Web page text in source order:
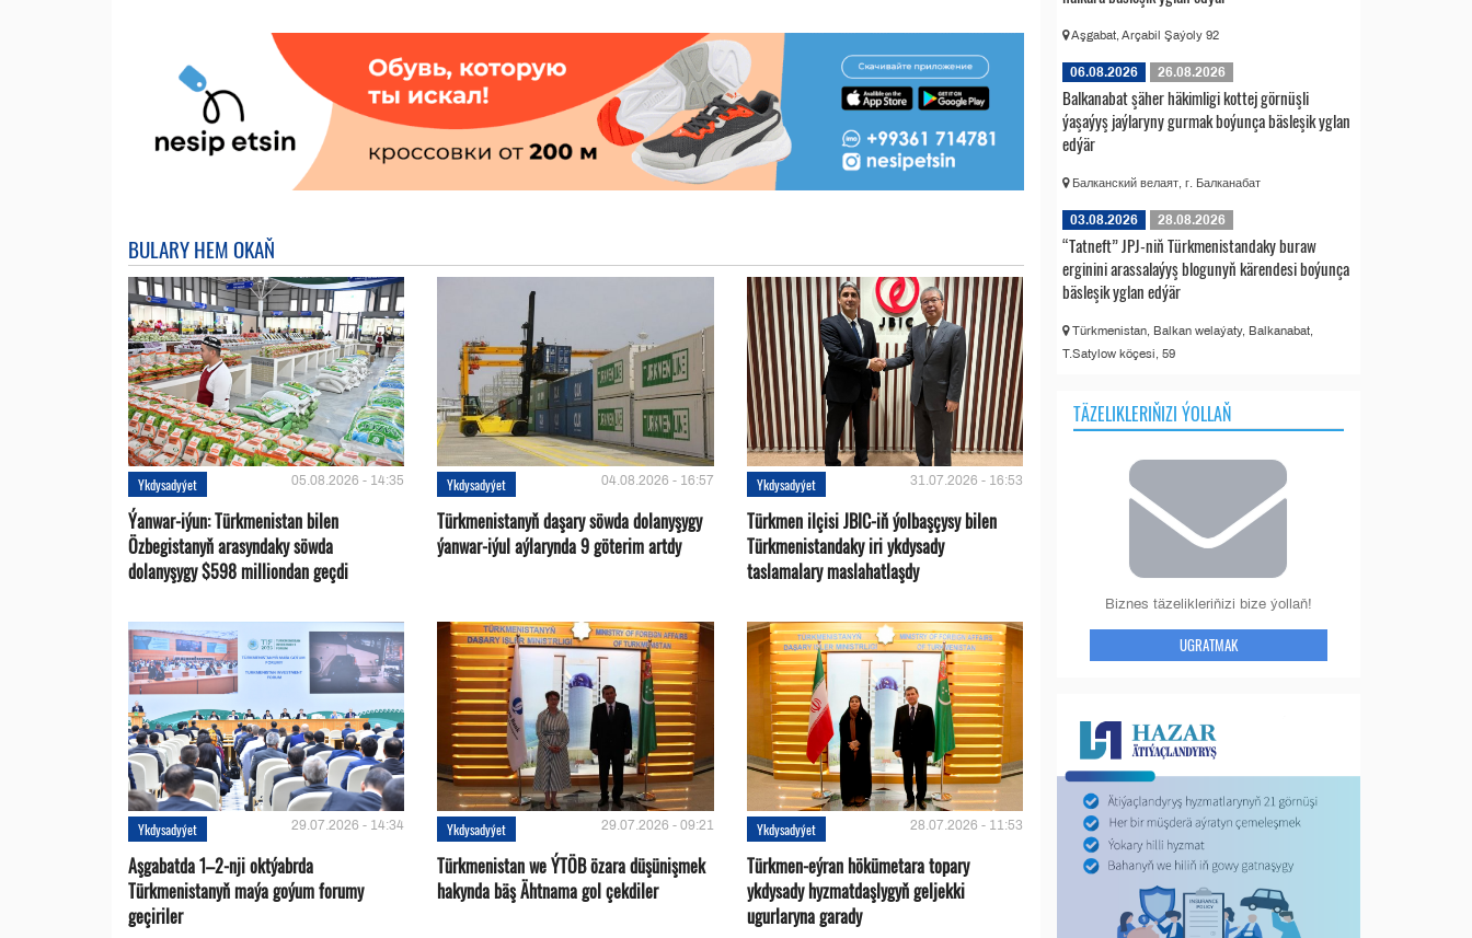
BULARY HEM OKAŇ
Ykdysadyýet 05.08.2026 - 14:35
Ýanwar-iýun: Türkmenistan bilen
Özbegistanyň arasyndaky söwda
dolanyşygy $598 milliondan geçdi
Ykdysadyýet 04.08.2026 - 16:57
Türkmenistanyň daşary söwda dolanyşygy
ýanwar-iýul aýlarynda 9 göterim artdy
Ykdysadyýet 31.07.2026 - 16:53
Türkmen ilçisi JBIC-iň ýolbaşçysy bilen
Türkmenistandaky iri ykdysady
taslamalary maslahatlaşdy
Ykdysadyýet 29.07.2026 - 14:34
Aşgabatda 1–2-nji oktýabrda
Türkmenistanyň maýa goýum forumy
geçiriler
Ykdysadyýet 29.07.2026 - 09:21
Türkmenistan we ÝTÖB özara düşünişmek
hakynda bäş Ähtnama gol çekdiler
Ykdysadyýet 28.07.2026 - 11:53
Türkmen-eýran hökümetara topary
ykdysady hyzmatdaşlygyň geljekki
ugurlaryna garady
Aşgabat, Arçabil Şaýoly 92
06.08.2026 26.08.2026
Balkanabat şäher häkimligi kottej görnüşli
ýaşaýyş jaýlaryny gurmak boýunça bäsleşik yglan
edýär
Балканский велаят, г. Балканабат
03.08.2026 28.08.2026
“Tatneft” JPJ-niň Türkmenistandaky buraw
erginini arassalaýyş blogunyň kärendesi boýunça
bäsleşik yglan edýär
Türkmenistan, Balkan welaýaty, Balkanabat,
T.Satylow köçesi, 59
TÄZELIKLERIŇIZI ÝOLLAŇ
Biznes täzelikleriňizi bize ýollaň!
UGRATMAK